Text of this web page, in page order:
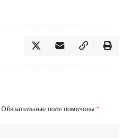
Обязательные поля помечены *